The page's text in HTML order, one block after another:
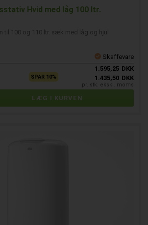
Hvid med låg 100 ltr.
til 100 og 110 ltr. sæk med låg og hjul
Skaffevare
1.595,25 DKK
SPAR 10% 1.435,50 DKK
pr. stk. ekskl. moms